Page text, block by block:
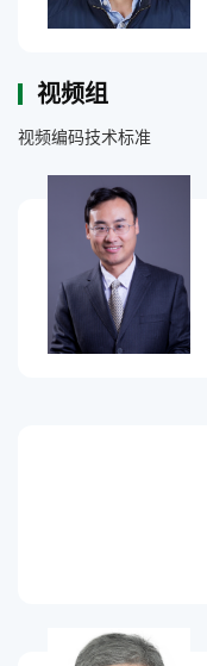
视频组
视频编码技术标准